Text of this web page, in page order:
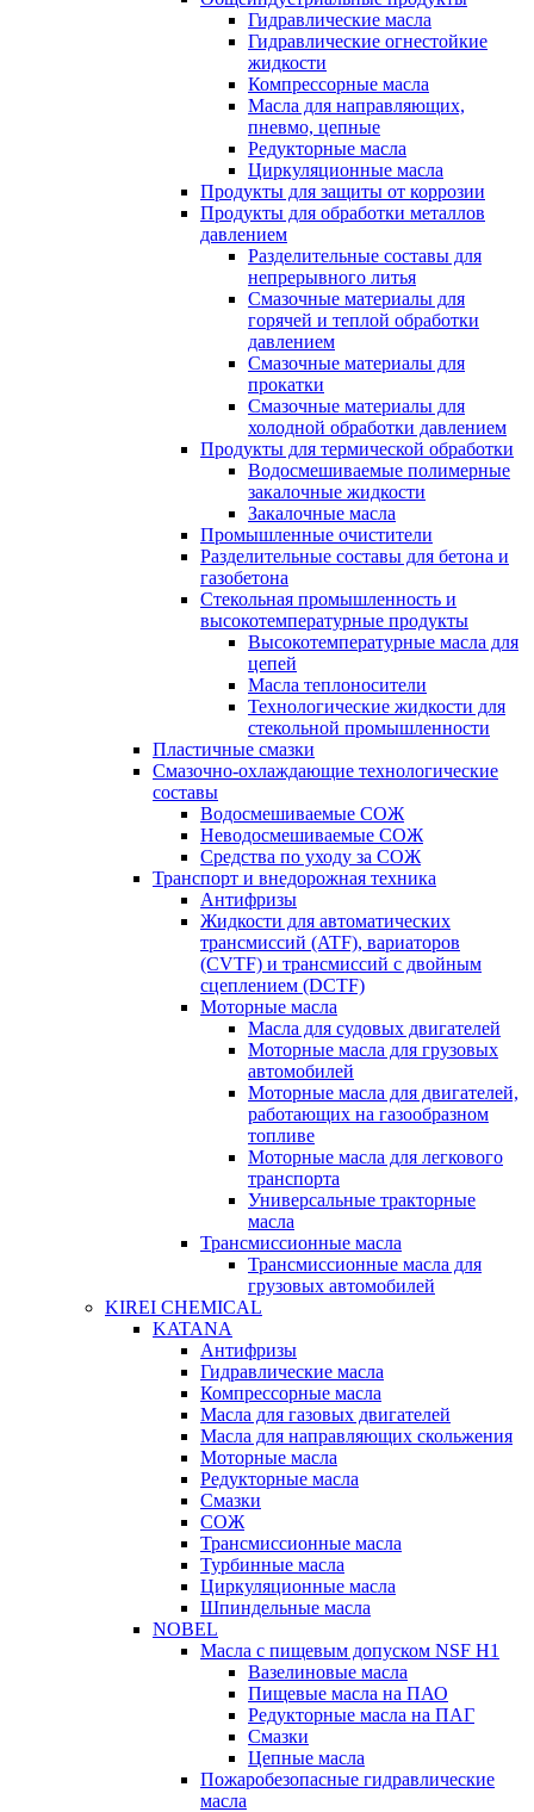
Гидравлические масла
Гидравлические огнестойкие
жидкости
Компрессорные масла
Масла для направляющих,
пневмо, цепные
Редукторные масла
Циркуляционные масла
Продукты для защиты от коррозии
Продукты для обработки металлов
давлением
Разделительные составы для
непрерывного литья
Смазочные материалы для
горячей и теплой обработки
давлением
Смазочные материалы для
прокатки
Смазочные материалы для
холодной обработки давлением
Продукты для термической обработки
Водосмешиваемые полимерные
закалочные жидкости
Закалочные масла
Промышленные очистители
Разделительные составы для бетона и
газобетона
Стекольная промышленность и
высокотемпературные продукты
Высокотемпературные масла для
цепей
Масла теплоносители
Технологические жидкости для
стекольной промышленности
Пластичные смазки
Смазочно-охлаждающие технологические
составы
Водосмешиваемые СОЖ
Неводосмешиваемые СОЖ
Средства по уходу за СОЖ
Транспорт и внедорожная техника
Антифризы
Жидкости для автоматических
трансмиссий (ATF), вариаторов
(CVTF) и трансмиссий с двойным
сцеплением (DCTF)
Моторные масла
Масла для судовых двигателей
Моторные масла для грузовых
автомобилей
Моторные масла для двигателей,
работающих на газообразном
топливе
Моторные масла для легкового
транспорта
Универсальные тракторные
масла
Трансмиссионные масла
Трансмиссионные масла для
грузовых автомобилей
KIREI CHEMICAL
KATANA
Антифризы
Гидравлические масла
Компрессорные масла
Масла для газовых двигателей
Масла для направляющих скольжения
Моторные масла
Редукторные масла
Смазки
СОЖ
Трансмиссионные масла
Турбинные масла
Циркуляционные масла
Шпиндельные масла
NOBEL
Масла с пищевым допуском NSF H1
Вазелиновые масла
Пищевые масла на ПАО
Редукторные масла на ПАГ
Смазки
Цепные масла
Пожаробезопасные гидравлические
масла